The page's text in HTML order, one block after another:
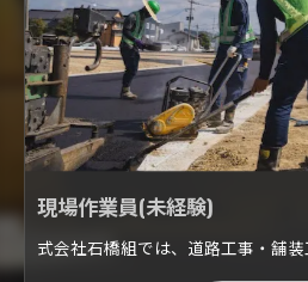
現場作業員(未経験)